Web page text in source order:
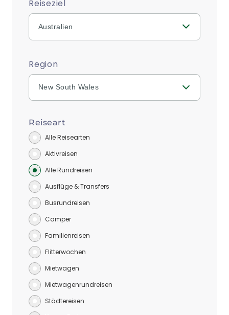
Reiseziel
Australien
Region
New South Wales
Reiseart
Alle Reisearten
Aktivreisen
Alle Rundreisen
Ausflüge & Transfers
Busrundreisen
Camper
Familienreisen
Flitterwochen
Mietwagen
Mietwagenrundreisen
Städtereisen